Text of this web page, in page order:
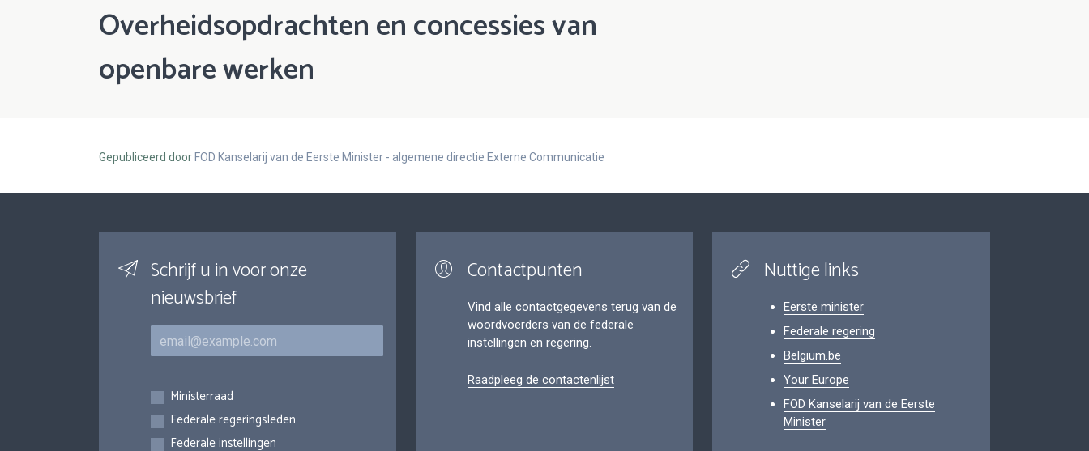
Overheidsopdrachten en concessies van
openbare werken
Gepubliceerd door FOD Kanselarij van de Eerste Minister - algemene directie Externe Communicatie
Schrijf u in voor onze
nieuwsbrief
E-mail
Inschrijvingen
Ministerraad
Federale regeringsleden
Federale instellingen
Contactpunten
Vind alle contactgegevens terug van de
woordvoerders van de federale
instellingen en regering.
Raadpleeg de contactenlijst
Nuttige links
Eerste minister
Federale regering
Belgium.be
Your Europe
FOD Kanselarij van de Eerste
Minister